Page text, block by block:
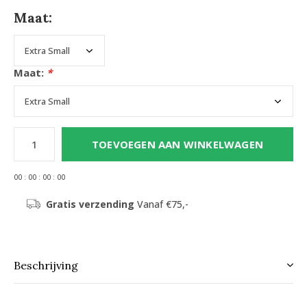
Maat:
Maat: *
TOEVOEGEN AAN WINKELWAGEN
00 : 00 : 00 : 00
Gratis verzending Vanaf €75,-
Beschrijving